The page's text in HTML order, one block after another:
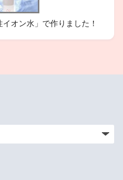
オン水」で作りました！